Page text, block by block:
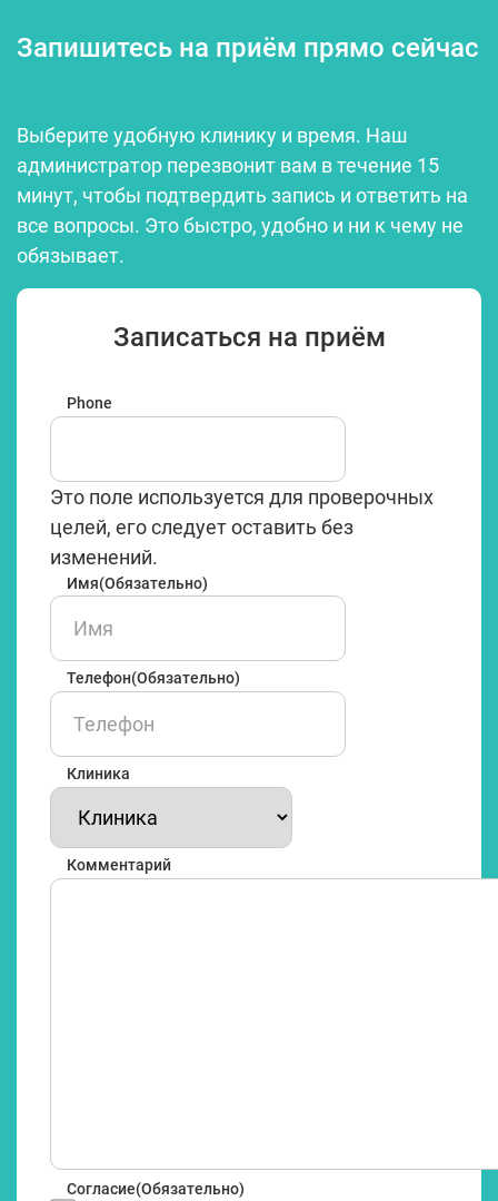
Запишитесь на приём прямо сейчас
Выберите удобную клинику и время. Наш
администратор перезвонит вам в течение 15
минут, чтобы подтвердить запись и ответить на
все вопросы. Это быстро, удобно и ни к чему не
обязывает.
Записаться на приём
Phone
Это поле используется для проверочных
целей, его следует оставить без
изменений.
Имя(Обязательно)
Имя
Телефон(Обязательно)
Клиника
Комментарий
Согласие(Обязательно)